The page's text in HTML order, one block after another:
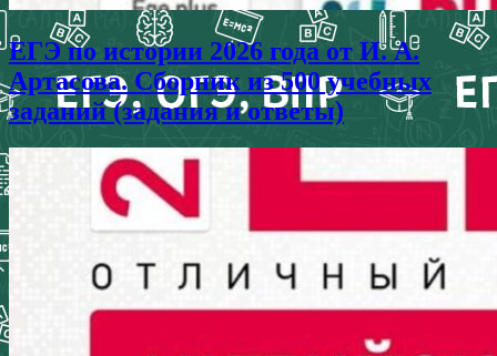
ЕГЭ по истории 2026 года от И. А.
Артасова. Сборник из 500 учебных
заданий (задания и ответы)